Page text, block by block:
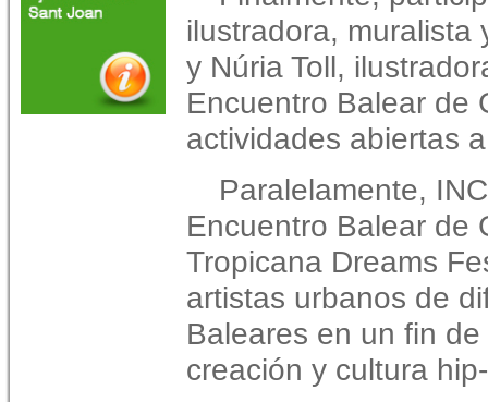
ilustradora, muralista
y Núria Toll,
Encuentro Balear de
actividades abiertas
Paralelamente,
Encuentro Balear de
Tropicana Dreams
artistas urbanos de
Baleares en un fin
creación y cultura